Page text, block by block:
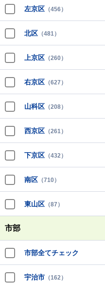
左京区 （456）
北区 （481）
上京区 （260）
右京区 （627）
山科区 （208）
西京区 （261）
下京区 （432）
南区 （710）
東山区 （87）
市部
市部全てチェック
宇治市 （162）